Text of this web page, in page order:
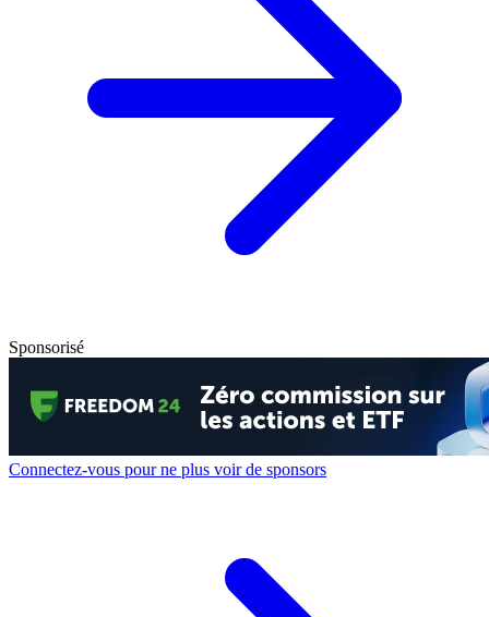
Sponsorisé
Connectez-vous pour ne plus voir de sponsors